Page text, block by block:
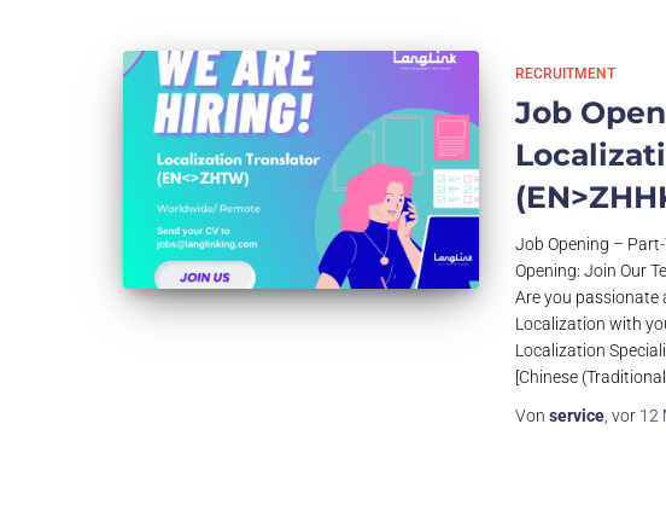
RECRUITMENT
Job
Job Opening –
Opening: Join Our
Are you passionate
Localization with
Localization
[Chinese
Von service , vor 12